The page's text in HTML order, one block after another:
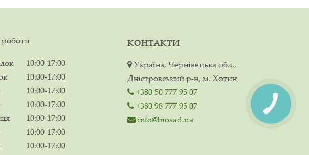
10:00-17:00
10:00-17:00
10:00-17:00
10:00-17:00
10:00-17:00
10:00-17:00
10:00-17:00
КОНТАКТИ
Україна, Чернівецька обл.,
Дністровський р-н, м. Хотин
+380 50 777 95 07
+380 98 777 95 07
info@biosad.ua